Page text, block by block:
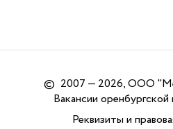
© 2007 — 2026, ООО
Вакансии
Реквизиты и